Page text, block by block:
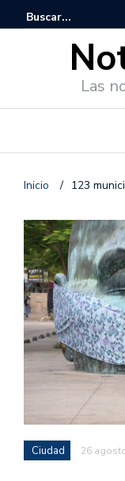
Las
Inicio / 123
Ciudad 26